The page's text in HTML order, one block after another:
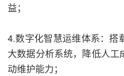
益；
4.数字化智慧运维体系：搭
大数据分析系统，降低人
动维护能力；